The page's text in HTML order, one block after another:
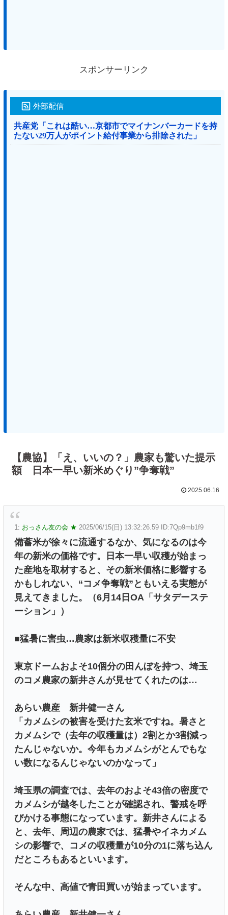
スポンサーリンク
外部配信
共産党「これは酷い…京都市でマイナンバーカードを持
たない29万人がポイント給付事業から排除された」
【農協】「え、いいの？」農家も驚いた提示
額 日本一早い新米めぐり”争奪戦”
2025.06.16
1: おっさん友の会 ★ 2025/06/15(日) 13:32:26.59 ID:7Qp9mb1f9
備蓄米が徐々に流通するなか、気になるのは今
年の新米の価格です。日本一早い収穫が始まっ
た産地を取材すると、その新米価格に影響する
かもしれない、“コメ争奪戦”ともいえる実態が
見えてきました。（6月14日OA「サタデーステ
ーション」）
■猛暑に害虫…農家は新米収穫量に不安
東京ドームおよそ10個分の田んぼを持つ、埼玉
のコメ農家の新井さんが見せてくれたのは…
あらい農産 新井健一さん
「カメムシの被害を受けた玄米ですね。暑さと
カメムシで（去年の収穫量は）2割とか3割減っ
たんじゃないか。今年もカメムシがとんでもな
い数になるんじゃないのかなって」
埼玉県の調査では、去年のおよそ43倍の密度で
カメムシが越冬したことが確認され、警戒を呼
びかける事態になっています。新井さんによる
と、去年、周辺の農家では、猛暑やイネカメム
シの影響で、コメの収穫量が10分の1に落ち込ん
だところもあるといいます。
そんな中、高値で青田買いが始まっています。